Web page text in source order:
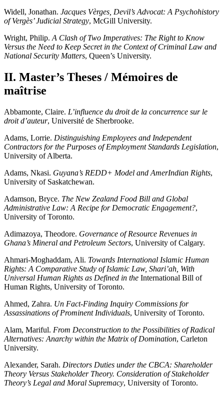
Widell, Jonathan. Jacques Vèrges, Devil’s Advocat: A Psychohistory
of Vergès’ Judicial Strategy, McGill University.
Wright, Philip.A Clash of Two Imperatives: The Right to Know
Versus the Need to Keep Secret in the Context of Criminal Law and
National Security Matters, Queen’s University.
II. Master’s Theses / Mémoires de
maîtrise
Abbamonte, Claire. L’influence du droit de la concurrence sur le
droit d’auteur, Université de Sherbrooke.
Adams, Lorrie. Distinguishing Employees and Independent
Contractors for the Purposes of Employment Standards Legislation,
University of Alberta.
Adams, Nkasi. Guyana’s REDD+ Model and AmerIndian Rights,
University of Saskatchewan.
Adamson, Bryce. The New Zealand Food Bill and Global
Administrative Law: A Recipe for Democratic Engagement?,
University of Toronto.
Adimazoya, Theodore. Governance of Resource Revenues in
Ghana’s Mineral and Petroleum Sectors, University of Calgary.
Ahmari-Moghaddam, Ali. Towards International Islamic Human
Rights: A Comparative Study of Islamic Law, Shari’ah, With
Universal Human Rights as Defined in the International Bill of
Human Rights, University of Toronto.
Ahmed, Zahra. Un Fact-Finding Inquiry Commissions for
Assassinations of Prominent Individuals, University of Toronto.
Alam, Mariful. From Deconstruction to the Possibilities of Radical
Alternatives: Anarchy within the Matrix of Domination, Carleton
University.
Alexander, Sarah. Directors Duties under the CBCA: Shareholder
Theory Versus Stakeholder Theory. Consideration of Stakeholder
Theory’s Legal and Moral Supremacy, University of Toronto.